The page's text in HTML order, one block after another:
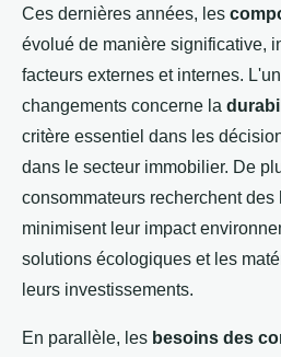
Ces dernières années, les
évolué de manière significative,
facteurs externes et internes.
changements concerne la
critère essentiel dans les
dans le secteur immobilier. De
consommateurs recherchent des
minimisent leur impact
solutions écologiques et les
leurs investissements.
En parallèle, les besoins des